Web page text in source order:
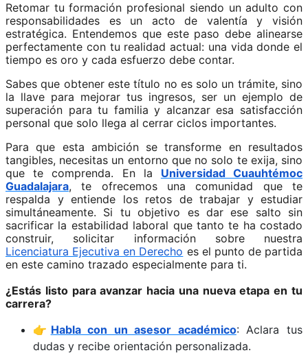
Retomar tu formación profesional siendo un adulto con
responsabilidades es un acto de valentía y visión
estratégica. Entendemos que este paso debe alinearse
perfectamente con tu realidad actual: una vida donde el
tiempo es oro y cada esfuerzo debe contar.
Sabes que obtener este título no es solo un trámite, sino
la llave para mejorar tus ingresos, ser un ejemplo de
superación para tu familia y alcanzar esa satisfacción
personal que solo llega al cerrar ciclos importantes.
Para que esta ambición se transforme en resultados
tangibles, necesitas un entorno que no solo te exija, sino
que te comprenda. En la Universidad Cuauhtémoc
Guadalajara, te ofrecemos una comunidad que te
respalda y entiende los retos de trabajar y estudiar
simultáneamente. Si tu objetivo es dar ese salto sin
sacrificar la estabilidad laboral que tanto te ha costado
construir, solicitar información sobre nuestra
Licenciatura Ejecutiva en Derecho es el punto de partida
en este camino trazado especialmente para ti.
¿Estás listo para avanzar hacia una nueva etapa en tu
carrera?
👉 Habla con un asesor académico: Aclara tus
dudas y recibe orientación personalizada.